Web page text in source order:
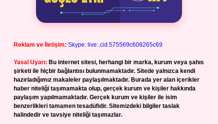
Reklam ve İletişim: Skype: live:.cid.575569c608265c69
Yasal Uyarı: Bu internet sitesi, herhangi bir marka, kurum veya şahıs
şirketi ile hiçbir bağlantısı bulunmamaktadır. Sitede yalnızca kendi
hazırladığımız makaleler paylaşılmaktadır. Burada yer alan içerikler
haber niteliği taşımamakta olup, gerçek kurum ve kişiler hakkında
paylaşım yapılmamaktadır. Gerçek kurum ve kişiler ile isim
benzerlikleri tamamen tesadüfidir. Sitemizdeki bilgiler taslak
halindedir ve tavsiye niteliği taşımazlar.